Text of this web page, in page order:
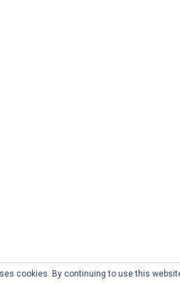
cookies. By continuing to use this